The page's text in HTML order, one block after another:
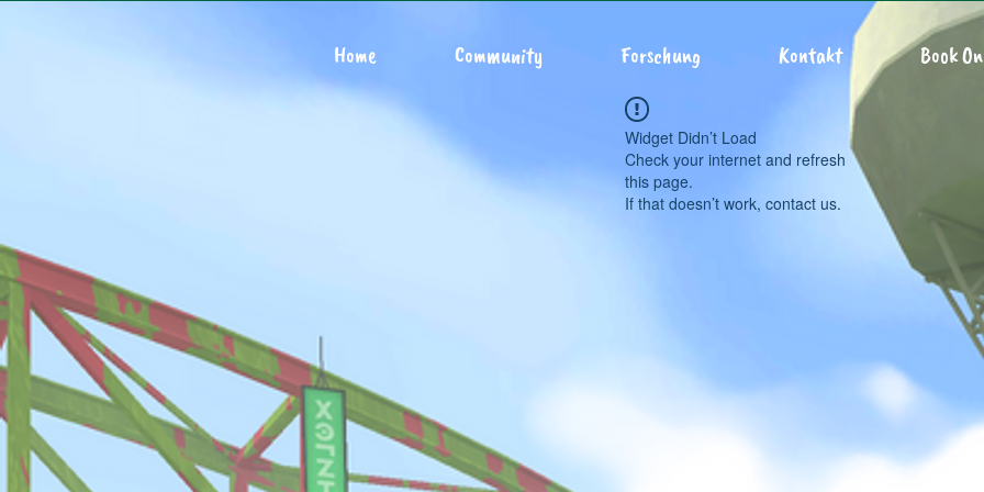
Home Community Forschung Kontakt Book
Widget Didn’t Load
Check your internet and refresh
this page.
If that doesn’t work, contact us.